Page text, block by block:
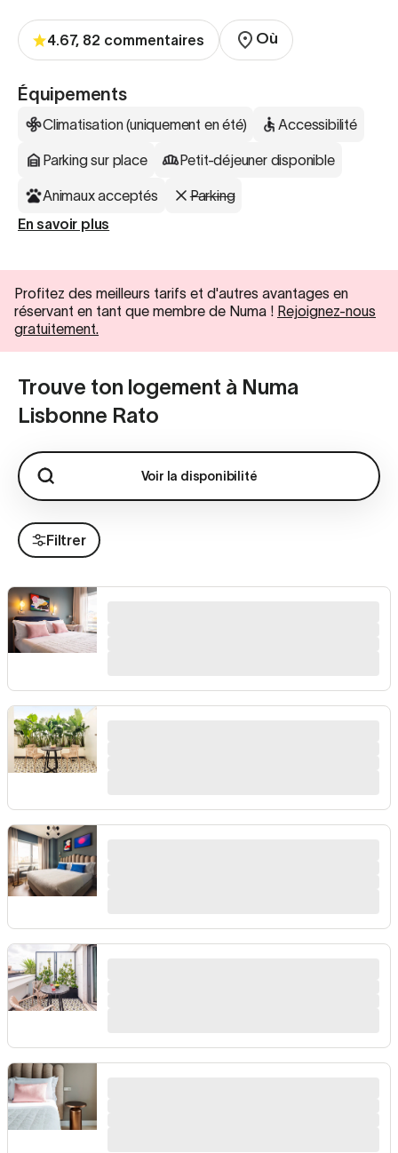
4.67, 82 commentaires Où
Équipements
Climatisation (uniquement en été) Accessibilité
Parking sur place Petit-déjeuner disponible
Animaux acceptés
Parking
En savoir plus
Profitez des meilleurs tarifs et d'autres avantages en
réservant en tant que membre de Numa ! Rejoignez-nous
gratuitement.
Trouve ton logement à Numa
Lisbonne Rato
Voir la disponibilité
Filtrer